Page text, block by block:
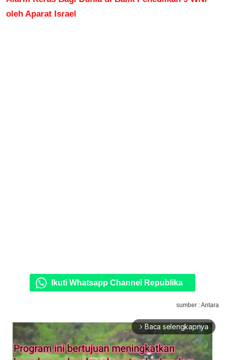
oleh Aparat Israel
Ikuti Whatsapp Channel Republika
sumber : Antara
arrow_forward_ios Baca selengkapnya